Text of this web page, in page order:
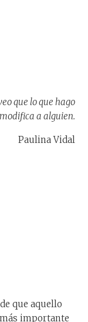
que lo que hago
a alguien.
Paulina Vidal
que aquello
importante